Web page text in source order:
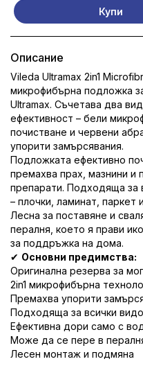
Купи
Описание
Vileda Ultramax 2in1
микрофибърна подложка
Ultramax. Съчетава два
ефективност – бели
почистване и червени
упорити замърсявания.
Подложката ефективно
премахва прах, мазнини и
препарати. Подходяща за
– плочки, ламинат, паркет
Лесна за поставяне и
пералня, което я прави
за поддръжка на дома.
✔ Основни предимства:
Оригинална резерва за
2in1 микрофибърна
Премахва упорити
Подходяща за всички
Ефективна дори само с
Може да се пере в
Лесен монтаж и подмяна